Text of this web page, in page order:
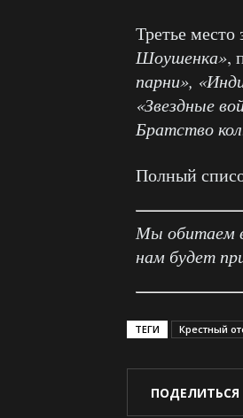
Третье место
Шоушенка»,
парни»,
«Звездные
Братство
Полный
Мы обитаем
нам будет
ТЕГИ Крестный
ПОДЕЛИТЬСЯ